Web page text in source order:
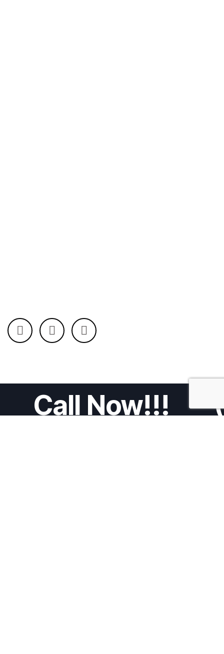
Call Now!!!